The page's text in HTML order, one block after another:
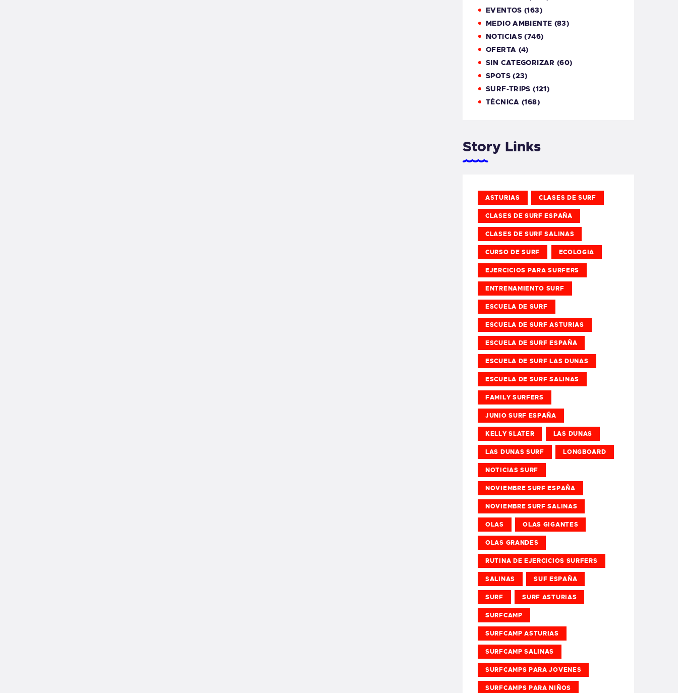
EVENTOS (163)
MEDIO AMBIENTE (83)
NOTICIAS (746)
OFERTA (4)
SIN CATEGORIZAR (60)
SPOTS(23)
SURF-TRIPS (121)
TÉCNICA (168)
Story Links
ASTURIAS CLASES DE SURF
CLASES DE SURF ESPAÑA
CLASES DE SURF SALINAS
CURSO DE SURF ECOLOGIA
EJERCICIOS PARA SURFERS
ENTRENAMIENTO SURF
ESCUELA DE SURF
ESCUELA DE SURF ASTURIAS
ESCUELA DE SURF ESPAÑA
ESCUELA DE SURF LAS DUNAS
ESCUELA DE SURF SALINAS
FAMILY SURFERS
JUNIO SURF ESPAÑA
KELLY SLATER LAS DUNAS
LAS DUNAS SURF LONGBOARD
NOTICIAS SURF
NOVIEMBRE SURF ESPAÑA
NOVIEMBRE SURF SALINAS
OLAS OLAS GIGANTES
OLAS GRANDES
RUTINA DE EJERCICIOS SURFERS
SALINAS SUF ESPAÑA
SURF SURF ASTURIAS
SURFCAMP
SURFCAMP ASTURIAS
SURFCAMP SALINAS
SURFCAMPS PARA JOVENES
SURFCAMPS PARA NIÑOS